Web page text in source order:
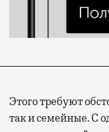
Этого требуют
так и семейные. С